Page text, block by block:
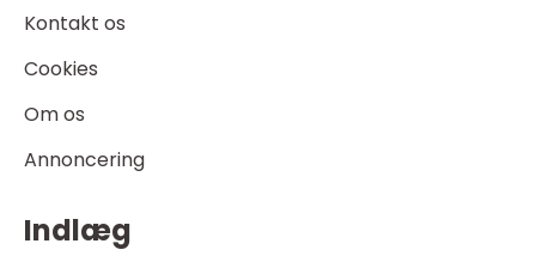
Kontakt os
Cookies
Om os
Annoncering
Indlæg